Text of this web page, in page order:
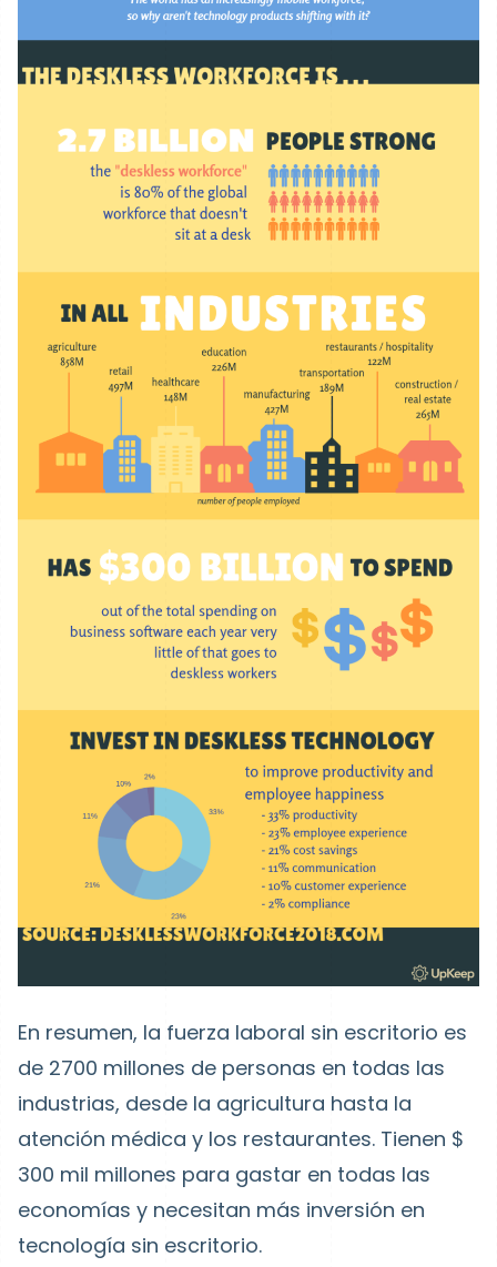
En resumen, la fuerza laboral sin escritorio es
de 2700 millones de personas en todas las
industrias, desde la agricultura hasta la
atención médica y los restaurantes. Tienen $
300 mil millones para gastar en todas las
economías y necesitan más inversión en
tecnología sin escritorio.